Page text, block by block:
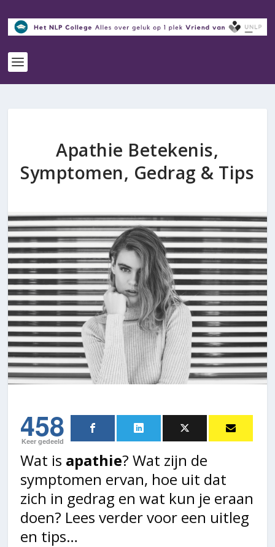
Apathie Betekenis,
Symptomen, Gedrag & Tips
458
Keer gedeeld
Wat is apathie? Wat zijn de
symptomen ervan, hoe uit dat
zich in gedrag en wat kun je eraan
doen? Lees verder voor een uitleg
en tips…